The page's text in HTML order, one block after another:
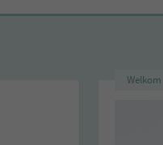
Welkom